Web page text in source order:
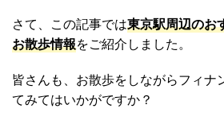
さて、この記事では東京駅周辺のお
お散歩情報をご紹介しました。
皆さんも、お散歩をしながらフィナ
てみてはいかがですか？